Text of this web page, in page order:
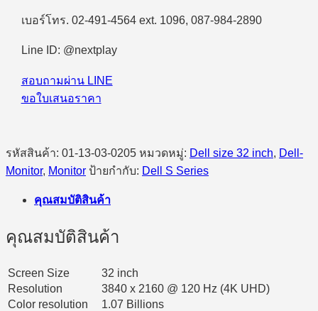
31.6"
(QD-
ชิ้น
เบอร์โทร. 02-491-4564 ext. 1096, 087-984-2890
Line ID: @nextplay
สอบถามผ่าน LINE
ขอใบเสนอราคา
รหัสสินค้า: 01-13-03-0205 หมวดหมู่: Dell size 32 inch, Dell-
Monitor, Monitor ป้ายกำกับ: Dell S Series
คุณสมบัติสินค้า
คุณสมบัติสินค้า
Screen Size
32 inch
Resolution
3840 x 2160 @ 120 Hz (4K UHD)
Color resolution
1.07 Billions